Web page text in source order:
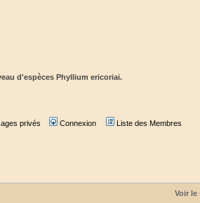
d'espèces Phyllium ericoriai.
privés Connexion Liste des Membres
Voir le